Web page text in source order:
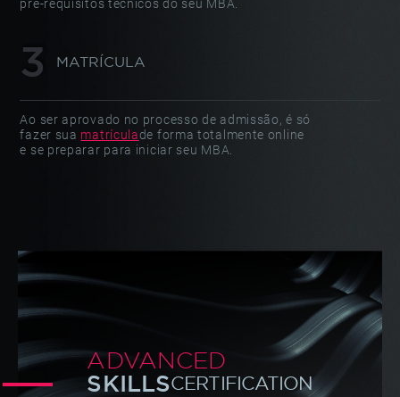
pré-requisitos técnicos do seu MBA.
MATRÍCULA
Ao ser aprovado no processo de admissão, é só
fazer sua matrículade forma totalmente online
e se preparar para iniciar seu MBA.
ADVANCED
SKILLSCERTIFICATION